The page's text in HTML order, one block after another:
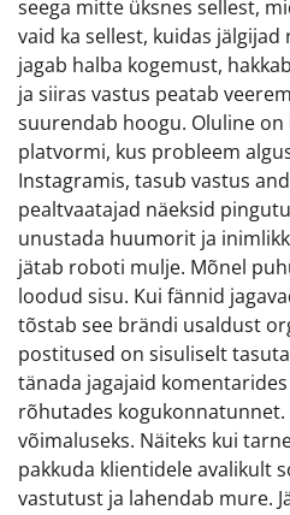
seega mitte üksnes sellest,
vaid ka sellest, kuidas jälgijad
jagab halba kogemust,
ja siiras vastus peatab
suurendab hoogu. Oluline on
platvormi, kus probleem
Instagramis, tasub vastus
pealtvaatajad näeksid
unustada huumorit ja
jätab roboti mulje. Mõnel
loodud sisu. Kui fännid
tõstab see brändi usaldust
postitused on sisuliselt
tänada jagajaid
rõhutades
võimaluseks. Näiteks kui
pakkuda klientidele avalikult
vastutust ja lahendab mure.